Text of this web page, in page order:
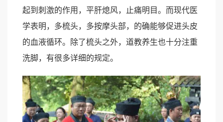
起到刺激的作用，平肝熄风，止痛明目。而现代医
学表明，多梳头，多按摩头部，的确能够促进头皮
的血液循环。除了梳头之外，道教养生也十分注重
洗脚，有很多详细的规定。